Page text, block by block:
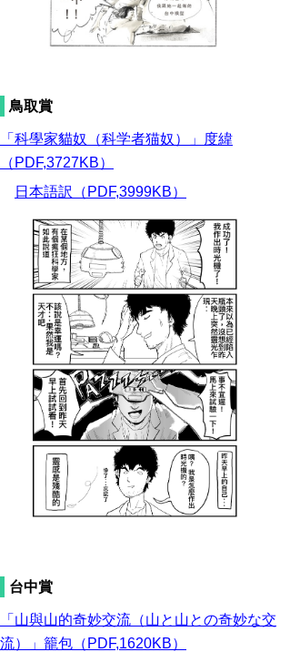
鳥取賞
「科學家貓奴（科学者猫奴）」度緯
（PDF,3727KB）
日本語訳（PDF,3999KB）
台中賞
「山與山的奇妙交流（山と山との奇妙な交
流）」籠包（PDF,1620KB）